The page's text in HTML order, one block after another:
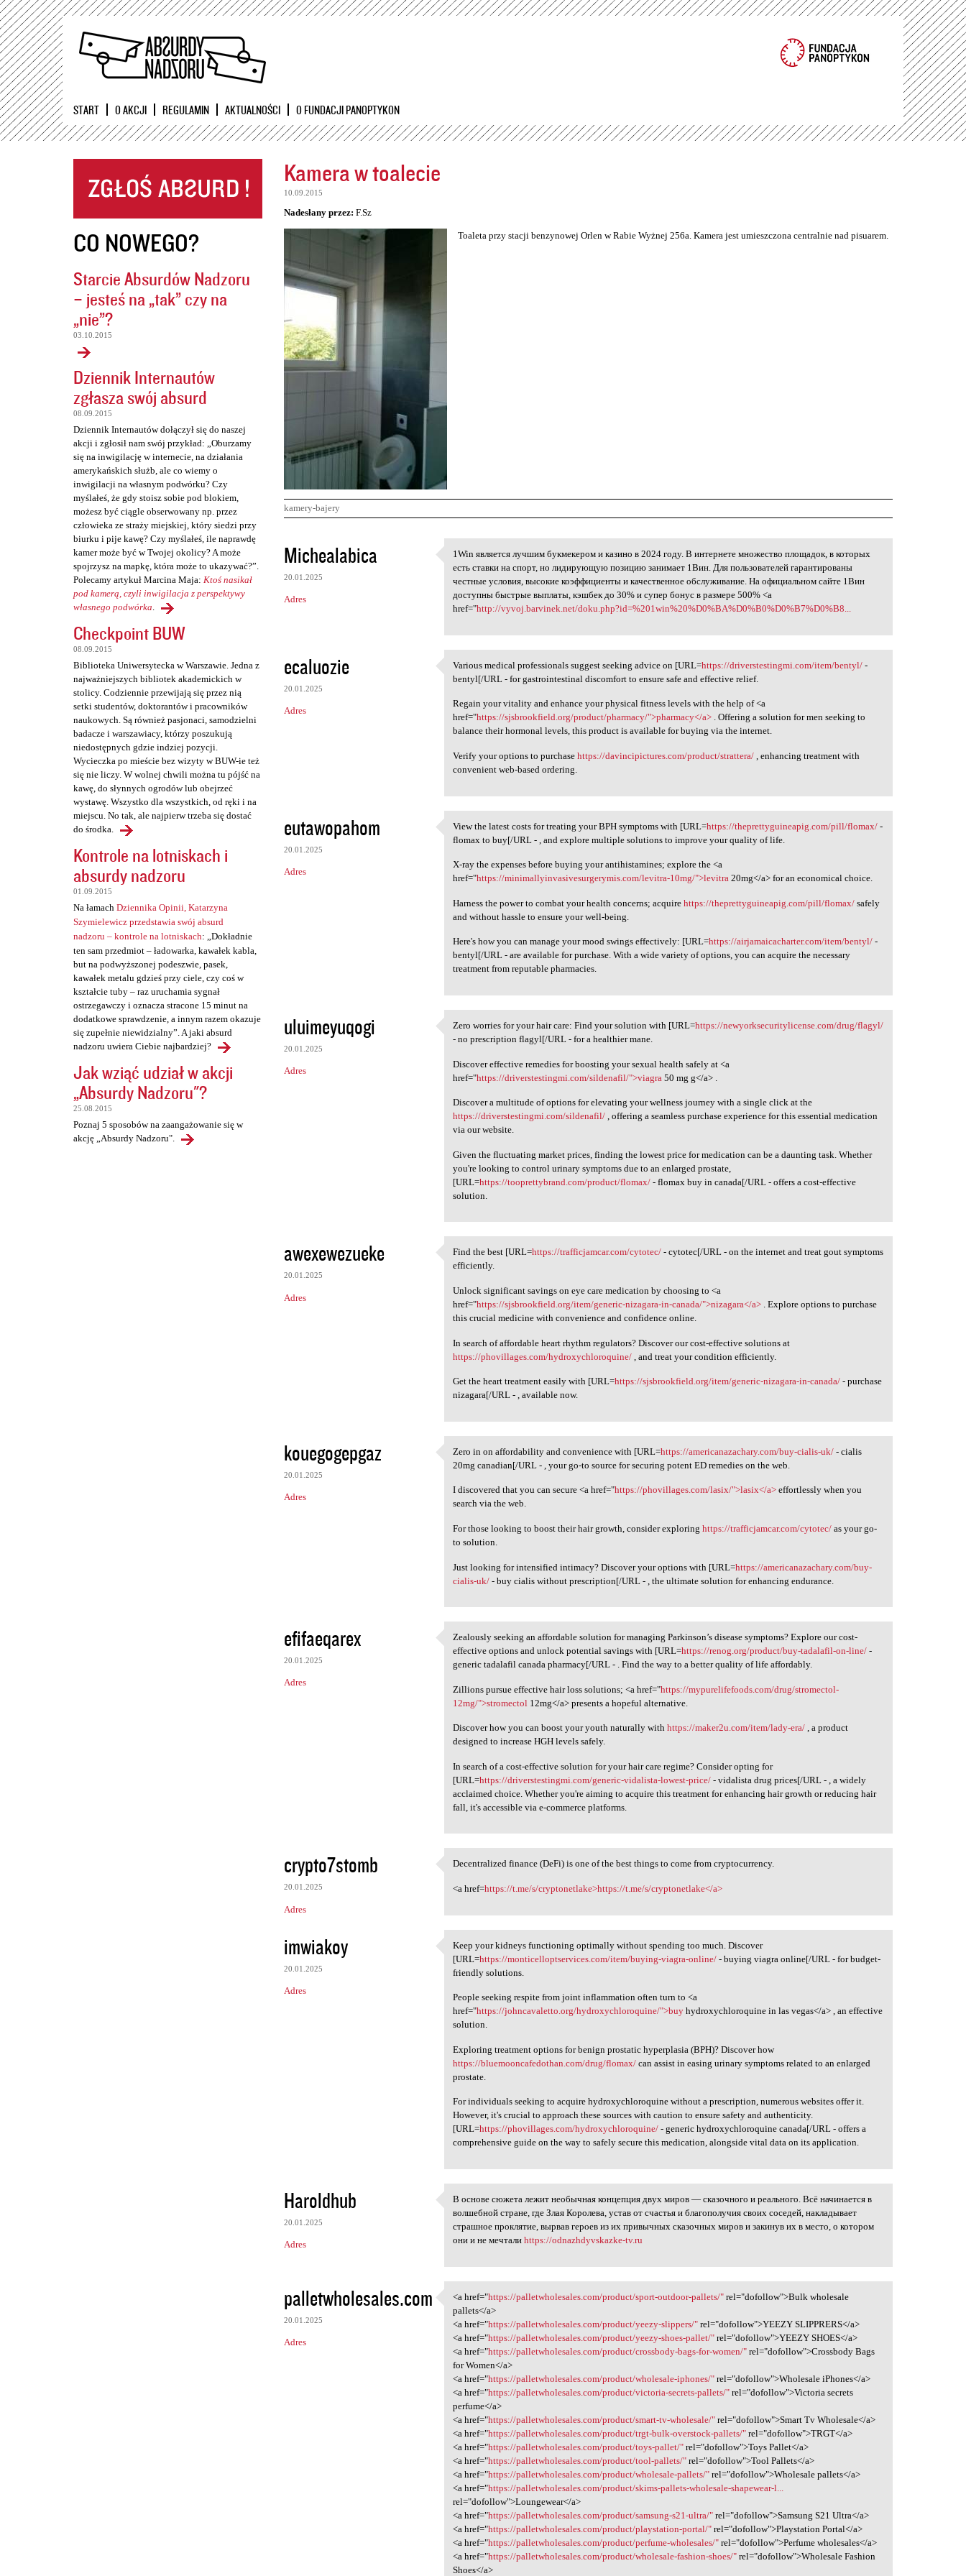
Przejdź
START O AKCJI REGULAMIN AKTUALNOŚCI O FUNDACJI PANOPTYKON
CO NOWEGO?
Starcie Absurdów Nadzoru
– jesteś na „tak” czy na
„nie”?
03.10.2015
Dziennik Internautów
zgłasza swój absurd
08.09.2015
Dziennik Internautów dołączył się do naszej
akcji i zgłosił nam swój przykład: „Oburzamy
się na inwigilację w internecie, na działania
amerykańskich służb, ale co wiemy o
inwigilacji na własnym podwórku? Czy
myślałeś, że gdy stoisz sobie pod blokiem,
możesz być ciągle obserwowany np. przez
człowieka ze straży miejskiej, który siedzi przy
biurku i pije kawę? Czy myślałeś, ile naprawdę
kamer może być w Twojej okolicy? A może
spojrzysz na mapkę, która może to ukazywać?”.
Polecamy artykuł Marcina Maja: Ktoś nasikał
pod kamerą, czyli inwigilacja z perspektywy
własnego podwórka.
Checkpoint BUW
08.09.2015
Biblioteka Uniwersytecka w Warszawie. Jedna z
najważniejszych bibliotek akademickich w
stolicy. Codziennie przewijają się przez nią
setki studentów, doktorantów i pracowników
naukowych. Są również pasjonaci, samodzielni
badacze i warszawiacy, którzy poszukują
niedostępnych gdzie indziej pozycji.
Wycieczka po mieście bez wizyty w BUW-ie też
się nie liczy. W wolnej chwili można tu pójść na
kawę, do słynnych ogrodów lub obejrzeć
wystawę. Wszystko dla wszystkich, od ręki i na
miejscu. No tak, ale najpierw trzeba się dostać
do środka.
Kontrole na lotniskach i
absurdy nadzoru
01.09.2015
Na łamach Dziennika Opinii, Katarzyna
Szymielewicz przedstawia swój absurd
nadzoru – kontrole na lotniskach: „Dokładnie
ten sam przedmiot – ładowarka, kawałek kabla,
but na podwyższonej podeszwie, pasek,
kawałek metalu gdzieś przy ciele, czy coś w
kształcie tuby – raz uruchamia sygnał
ostrzegawczy i oznacza stracone 15 minut na
dodatkowe sprawdzenie, a innym razem okazuje
się zupełnie niewidzialny”. A jaki absurd
nadzoru uwiera Ciebie najbardziej?
Jak wziąć udział w akcji
„Absurdy Nadzoru"?
25.08.2015
Poznaj 5 sposobów na zaangażowanie się w
akcję „Absurdy Nadzoru".
Kamera w toalecie
10.09.2015
Nadesłany przez: F.Sz
Toaleta przy stacji benzynowej Orlen w Rabie Wyżnej 256a. Kamera jest umieszczona centralnie nad pisuarem.
kamery-bajery
K
o
m
e
a
r
z
Michealabica
20.01.2025
Adres
1Win является лучшим
1Win является лучшим букмекером и казино в 2024 году. В интернете множество площадок, в которых
есть ставки на спорт, но лидирующую позицию занимает 1Вин. Для пользователей гарантированы
честные условия, высокие коэффициенты и качественное обслуживание. На официальном сайте 1Вин
доступны быстрые выплаты, кэшбек до 30% и супер бонус в размере 500% <a
href="http://vyvoj.barvinek.net/doku.php?id=%201win%20%D0%BA%D0%B0%D0%B7%D0%B8...
ecaluozie
20.01.2025
Adres
Various medical professionals
Various medical professionals suggest seeking advice on [URL=https://driverstestingmi.com/item/bentyl/ -
bentyl[/URL - for gastrointestinal discomfort to ensure safe and effective relief.
Regain your vitality and enhance your physical fitness levels with the help of <a
href="https://sjsbrookfield.org/product/pharmacy/">pharmacy</a> . Offering a solution for men seeking to
balance their hormonal levels, this product is available for buying via the internet.
Verify your options to purchasehttps://davincipictures.com/product/strattera/ , enhancing treatment with
convenient web-based ordering.
eutawopahom
20.01.2025
Adres
View the latest costs for
View the latest costs for treating your BPH symptoms with [URL=https://theprettyguineapig.com/pill/flomax/ -
flomax to buy[/URL - , and explore multiple solutions to improve your quality of life.
X-ray the expenses before buying your antihistamines; explore the <a
href="https://minimallyinvasivesurgerymis.com/levitra-10mg/">levitra 20mg</a> for an economical choice.
Harness the power to combat your health concerns; acquirehttps://theprettyguineapig.com/pill/flomax/ safely
and without hassle to ensure your well-being.
Here's how you can manage your mood swings effectively: [URL=https://airjamaicacharter.com/item/bentyl/ -
bentyl[/URL - are available for purchase. With a wide variety of options, you can acquire the necessary
treatment from reputable pharmacies.
uluimeyuqogi
20.01.2025
Adres
Zero worries for your hair
Zero worries for your hair care: Find your solution with [URL=https://newyorksecuritylicense.com/drug/flagyl/
- no prescription flagyl[/URL - for a healthier mane.
Discover effective remedies for boosting your sexual health safely at <a
href="https://driverstestingmi.com/sildenafil/">viagra 50 mg g</a> .
Discover a multitude of options for elevating your wellness journey with a single click at the
https://driverstestingmi.com/sildenafil/ , offering a seamless purchase experience for this essential medication
via our website.
Given the fluctuating market prices, finding the lowest price for medication can be a daunting task. Whether
you're looking to control urinary symptoms due to an enlarged prostate,
[URL=https://tooprettybrand.com/product/flomax/ - flomax buy in canada[/URL - offers a cost-effective
solution.
awexewezueke
20.01.2025
Adres
Find the best [URL=https:/
Find the best [URL=https://trafficjamcar.com/cytotec/ - cytotec[/URL - on the internet and treat gout symptoms
efficiently.
Unlock significant savings on eye care medication by choosing to <a
href="https://sjsbrookfield.org/item/generic-nizagara-in-canada/">nizagara</a> . Explore options to purchase
this crucial medicine with convenience and confidence online.
In search of affordable heart rhythm regulators? Discover our cost-effective solutions at
https://phovillages.com/hydroxychloroquine/ , and treat your condition efficiently.
Get the heart treatment easily with [URL=https://sjsbrookfield.org/item/generic-nizagara-in-canada/ - purchase
nizagara[/URL - , available now.
kouegogepgaz
20.01.2025
Adres
Zero in on affordability and
Zero in on affordability and convenience with [URL=https://americanazachary.com/buy-cialis-uk/ - cialis
20mg canadian[/URL - , your go-to source for securing potent ED remedies on the web.
I discovered that you can secure <a href="https://phovillages.com/lasix/">lasix</a> effortlessly when you
search via the web.
For those looking to boost their hair growth, consider exploringhttps://trafficjamcar.com/cytotec/ as your go-
to solution.
Just looking for intensified intimacy? Discover your options with [URL=https://americanazachary.com/buy-
cialis-uk/ - buy cialis without prescription[/URL - , the ultimate solution for enhancing endurance.
efifaeqarex
20.01.2025
Adres
Zealously seeking an
Zealously seeking an affordable solution for managing Parkinson’s disease symptoms? Explore our cost-
effective options and unlock potential savings with [URL=https://renog.org/product/buy-tadalafil-on-line/ -
generic tadalafil canada pharmacy[/URL - . Find the way to a better quality of life affordably.
Zillions pursue effective hair loss solutions; <a href="https://mypurelifefoods.com/drug/stromectol-
12mg/">stromectol 12mg</a> presents a hopeful alternative.
Discover how you can boost your youth naturally withhttps://maker2u.com/item/lady-era/ , a product
designed to increase HGH levels safely.
In search of a cost-effective solution for your hair care regime? Consider opting for
[URL=https://driverstestingmi.com/generic-vidalista-lowest-price/ - vidalista drug prices[/URL - , a widely
acclaimed choice. Whether you're aiming to acquire this treatment for enhancing hair growth or reducing hair
fall, it's accessible via e-commerce platforms.
crypto7stomb
20.01.2025
Adres
Decentralized finance (DeFi)
Decentralized finance (DeFi) is one of the best things to come from cryptocurrency.
<a href=https://t.me/s/cryptonetlake>https://t.me/s/cryptonetlake</a>
imwiakoy
20.01.2025
Adres
Keep your kidneys functioning
Keep your kidneys functioning optimally without spending too much. Discover
[URL=https://monticelloptservices.com/item/buying-viagra-online/ - buying viagra online[/URL - for budget-
friendly solutions.
People seeking respite from joint inflammation often turn to <a
href="https://johncavaletto.org/hydroxychloroquine/">buy hydroxychloroquine in las vegas</a> , an effective
solution.
Exploring treatment options for benign prostatic hyperplasia (BPH)? Discover how
https://bluemooncafedothan.com/drug/flomax/ can assist in easing urinary symptoms related to an enlarged
prostate.
For individuals seeking to acquire hydroxychloroquine without a prescription, numerous websites offer it.
However, it's crucial to approach these sources with caution to ensure safety and authenticity.
[URL=https://phovillages.com/hydroxychloroquine/ - generic hydroxychloroquine canada[/URL - offers a
comprehensive guide on the way to safely secure this medication, alongside vital data on its application.
Haroldhub
20.01.2025
Adres
В основе сюжета лежит
В основе сюжета лежит необычная концепция двух миров — сказочного и реального. Всё начинается в
волшебной стране, где Злая Королева, устав от счастья и благополучия своих соседей, накладывает
страшное проклятие, вырвав героев из их привычных сказочных миров и закинув их в место, о котором
они и не мечталиhttps://odnazhdyvskazke-tv.ru
palletwholesales.com
20.01.2025
Adres
<a href="https:/
<a href="https://palletwholesales.com/product/sport-outdoor-pallets/" rel="dofollow">Bulk wholesale
pallets</a>
<a href="https://palletwholesales.com/product/yeezy-slippers/" rel="dofollow">YEEZY SLIPPRERS</a>
<a href="https://palletwholesales.com/product/yeezy-shoes-pallet/" rel="dofollow">YEEZY SHOES</a>
<a href="https://palletwholesales.com/product/crossbody-bags-for-women/" rel="dofollow">Crossbody Bags
for Women</a>
<a href="https://palletwholesales.com/product/wholesale-iphones/" rel="dofollow">Wholesale iPhones</a>
<a href="https://palletwholesales.com/product/victoria-secrets-pallets/" rel="dofollow">Victoria secrets
perfume</a>
<a href="https://palletwholesales.com/product/smart-tv-wholesale/" rel="dofollow">Smart Tv Wholesale</a>
<a href="https://palletwholesales.com/product/trgt-bulk-overstock-pallets/" rel="dofollow">TRGT</a>
<a href="https://palletwholesales.com/product/toys-pallet/" rel="dofollow">Toys Pallet</a>
<a href="https://palletwholesales.com/product/tool-pallets/" rel="dofollow">Tool Pallets</a>
<a href="https://palletwholesales.com/product/wholesale-pallets/" rel="dofollow">Wholesale pallets</a>
<a href="https://palletwholesales.com/product/skims-pallets-wholesale-shapewear-l...
rel="dofollow">Loungewear</a>
<a href="https://palletwholesales.com/product/samsung-s21-ultra/" rel="dofollow">Samsung S21 Ultra</a>
<a href="https://palletwholesales.com/product/playstation-portal/" rel="dofollow">Playstation Portal</a>
<a href="https://palletwholesales.com/product/perfume-wholesales/" rel="dofollow">Perfume wholesales</a>
<a href="https://palletwholesales.com/product/wholesale-fashion-shoes/" rel="dofollow">Wholesale Fashion
Shoes</a>